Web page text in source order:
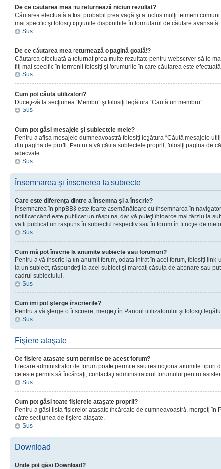
De ce căutarea mea nu returnează niciun rezultat?
Căutarea efectuată a fost probabil prea vagă şi a inclus mulţi termeni
mai specific şi folosiţi opţiunile disponibile în formularul de căutare avansată.
Sus
De ce căutarea mea returnează o pagină goală!?
Căutarea efectuată a returnat prea multe rezultate pentru webserver să le
fiţi mai specific în termenii folosiţi şi forumurile în care căutarea este
Sus
Cum pot căuta utilizatori?
Duceţi-vă la secţiunea “Membri” şi folosiţi legătura “Caută un membru”.
Sus
Cum pot găsi mesajele şi subiectele mele?
Pentru a afişa mesajele dumneavoastră folosiţi legătura “Căută mesajele
din pagina de profil. Pentru a vă căuta subiectele proprii, folosiţi pagina de
adecvate.
Sus
Însemnarea şi înscrierea la subiecte
Care este diferenţa dintre a însemna şi a înscrie?
Însemnarea în phpBB3 este foarte asemănătoare cu însemnarea în
notificat când este publicat un răspuns, dar vă puteţi întoarce mai târziu la
va fi publicat un raspuns în subiectul respectiv sau în forum în funcţie de
Sus
Cum mă pot înscrie la anumite subiecte sau forumuri?
Pentru a vă înscrie la un anumit forum, odata intrat în acel forum, folosiţi
la un subiect, răspundeţi la acel subiect şi marcaţi căsuţa de abonare sau
cadrul subiectului.
Sus
Cum imi pot şterge înscrierile?
Pentru a vă şterge o înscriere, mergeţi în Panoul utilizatorului şi folosiţi
Sus
Fişiere ataşate
Ce fişiere ataşate sunt permise pe acest forum?
Fiecare administrator de forum poate permite sau restricţiona anumite tipuri
ce este permis sâ încărcaţi, contactaţi administratorul forumului pentru
Sus
Cum pot găsi toate fişierele ataşate proprii?
Pentru a găsi lista fişierelor ataşate încărcate de dumneavoastră, mergeţi în
către secţiunea de fişiere ataşate.
Sus
Download
Unde pot găsi Download?